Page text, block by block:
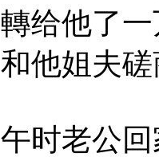
轉给他了
和他姐夫磋
午时老公